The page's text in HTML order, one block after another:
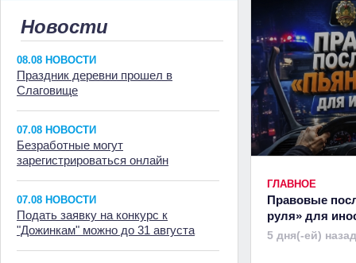
Новости
08.08 НОВОСТИ
Праздник деревни прошел в
Слаговище
07.08 НОВОСТИ
Безработные могут
зарегистрироваться онлайн
07.08 НОВОСТИ
Подать заявку на конкурс к
"Дожинкам" можно до 31 августа
ГЛАВНОЕ
Правовые
руля» для
5 дня(-ей) назад